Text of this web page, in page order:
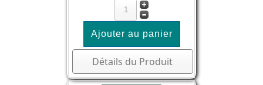
Détails du Produit